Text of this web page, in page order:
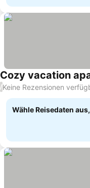
Cozy vacation
/Keine Rezensionen
Wähle Reisedaten